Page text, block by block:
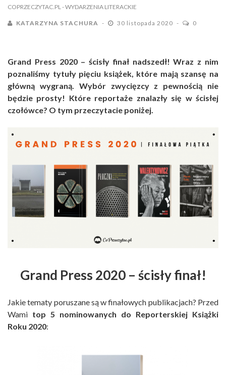
COPRZECZYTAC.PL - WYDARZENIA LITERACKIE
KATARZYNA STACHURA 30 listopada 2020 0
Grand Press 2020 – ścisły finał nadszedł! Wraz z nim
poznaliśmy tytuły pięciu książek, które mają szansę na
główną wygraną. Wybór zwycięzcy z pewnością nie
będzie prosty! Które reportaże znalazły się w ścisłej
czołówce? O tym przeczytacie poniżej.
Grand Press 2020 – ścisły finał!
Jakie tematy poruszane są w finałowych publikacjach? Przed
Wami top 5 nominowanych do Reporterskiej Książki
Roku 2020: